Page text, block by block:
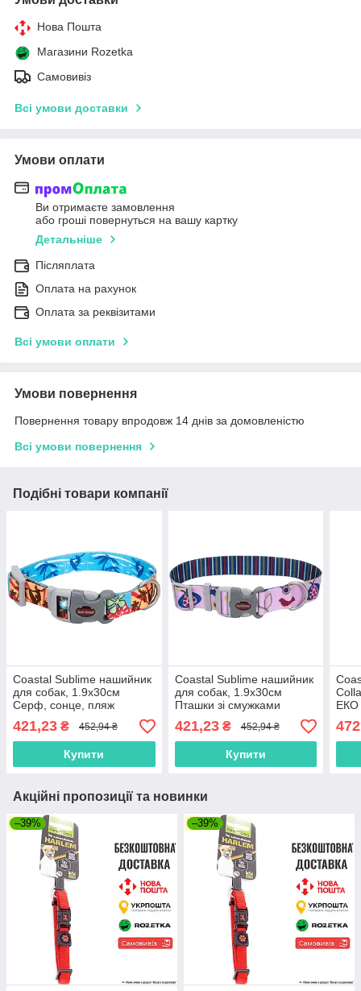
Нова Пошта
Магазини Rozetka
Самовивіз
Всі умови доставки
Умови оплати
Ви отримаєте замовлення
або гроші повернуться на вашу картку
Детальніше
Післяплата
Оплата на рахунок
Оплата за реквізитами
Всі умови оплати
Умови повернення
Повернення товару впродовж 14 днів за домовленістю
Всі умови повернення
Подібні товари компанії
Coastal Sublime нашийник
для собак, 1.9x30см
Серф, сонце, пляж
421,23 ₴ 452,94 ₴
Купити
Coastal Sublime нашийник
для собак, 1.9x30см
Пташки зі смужками
421,23₴ 452,94 ₴
Купити
Акційні пропозиції та новинки
–39% –39%